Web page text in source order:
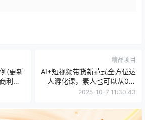
(更新
利基
精品项目
AI+短视频带货新范式全方位达
人孵化课，素人也可以从0到
1，全方位认知短视频带货
2025-10-7 11:30:43